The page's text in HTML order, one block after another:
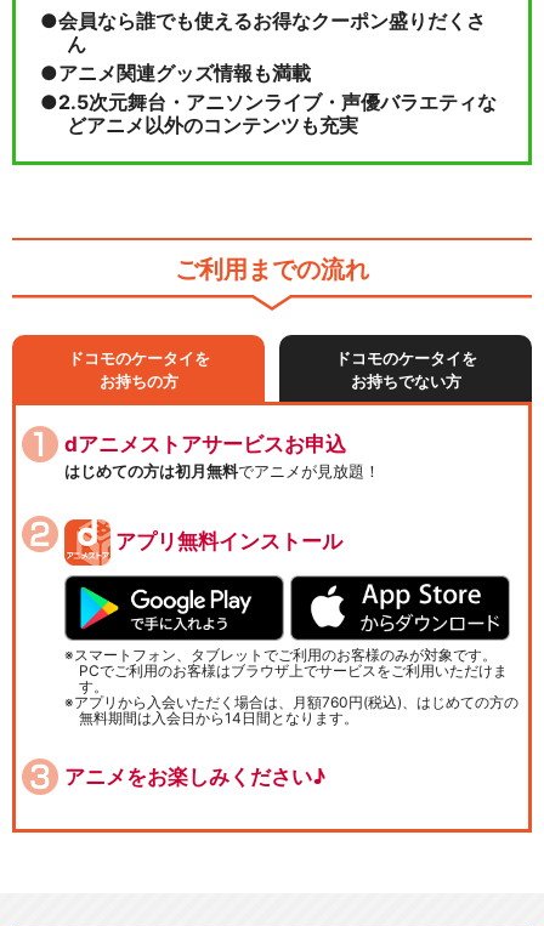
会員なら誰でも使えるお得なクーポン盛りだくさ
ん
アニメ関連グッズ情報も満載
2.5次元舞台・アニソンライブ・声優バラエティな
どアニメ以外のコンテンツも充実
ご利用までの流れ
ドコモのケータイを
お持ちの方
ドコモのケータイを
お持ちでない方
dアニメストアサービスお申込
はじめての方は初月無料でアニメが見放題！
アプリ無料インストール
スマートフォン、タブレットでご利用のお客様のみが対象です。
PCでご利用のお客様はブラウザ上でサービスをご利用いただけま
す。
アプリから入会いただく場合は、月額760円(税込)、はじめての方の
無料期間は入会日から14日間となります。
アニメをお楽しみください♪